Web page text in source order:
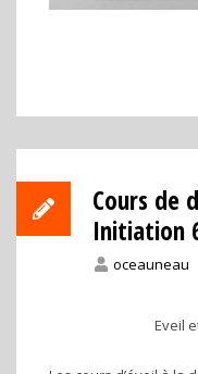
Cours de
Initiation
oceauneau
Eveil